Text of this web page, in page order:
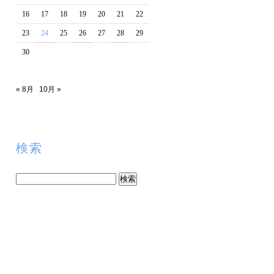
16 17 18 19 20 21 22
23 24 25 26 27 28 29
30
« 8月 10月 »
検索
検
索: